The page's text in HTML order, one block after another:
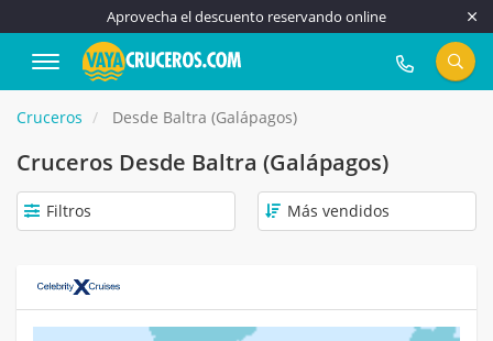
Aprovecha el descuento reservando online
917 815 555
Cruceros Desde Baltra (Galápagos)
Cruceros Desde Baltra (Galápagos)
Filtros